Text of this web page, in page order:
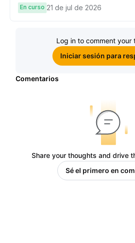
una Cybertruck.
En curso 21 de jul de 2026
Log in to comment your
Iniciar sesión para
Comentarios
Share your thoughts and drive
Sé el primero en